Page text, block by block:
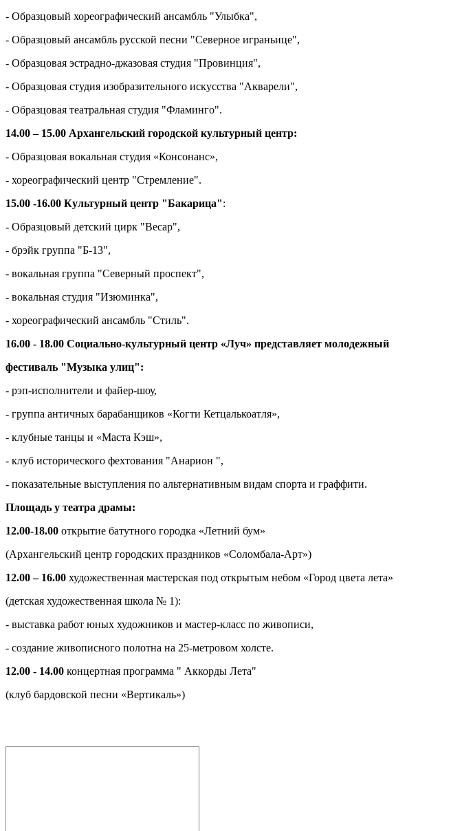
- Образцовый хореографический ансамбль "Улыбка",
- Образцовый ансамбль русской песни "Северное играньице",
- Образцовая эстрадно-джазовая студия "Провинция",
- Образцовая студия изобразительного искусства "Акварели",
- Образцовая театральная студия "Фламинго".
14.00 – 15.00 Архангельский городской культурный центр:
- Образцовая вокальная студия «Консонанс»,
- хореографический центр "Стремление".
15.00 -16.00 Культурный центр "Бакарица":
- Образцовый детский цирк "Весар",
- брэйк группа "Б-13",
- вокальная группа "Северный проспект",
- вокальная студия "Изюминка",
- хореографический ансамбль "Стиль".
16.00 - 18.00 Социально-культурный центр «Луч» представляет молодежный
фестиваль "Музыка улиц":
- рэп-исполнители и файер-шоу,
- группа античных барабанщиков «Когти Кетцалькоатля»,
- клубные танцы и «Маста Кэш»,
- клуб исторического фехтования "Анарион ",
- показательные выступления по альтернативным видам спорта и граффити.
Площадь у театра драмы:
12.00-18.00 открытие батутного городка «Летний бум»
(Архангельский центр городских праздников «Соломбала-Арт»)
12.00 – 16.00 художественная мастерская под открытым небом «Город цвета лета»
(детская художественная школа № 1):
- выставка работ юных художников и мастер-класс по живописи,
- создание живописного полотна на 25-метровом холсте.
12.00 - 14.00 концертная программа " Аккорды Лета"
(клуб бардовской песни «Вертикаль»)